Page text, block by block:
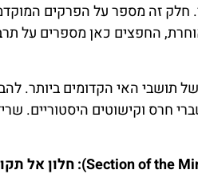
זה מספר על הפרקים
החפצים כאן מספרים על
תושבי האי הקדומים ביותר.
חרס וקישוטים היסטוריים.